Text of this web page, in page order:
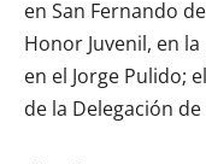
en San Fernando
Honor Juvenil, en
en el Jorge Pulido;
de la Delegación